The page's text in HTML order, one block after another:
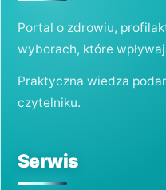
Portal o zdrowiu,
wyborach, które
Praktyczna wiedza
czytelniku.
Serwis